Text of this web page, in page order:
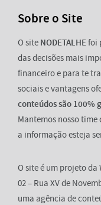
Sobre o Site
O site NODETALHEfoi
das decisões mais
financeiro e para te
sociais e vantagens
conteúdos são 100%
Mantemos nosso
a informação esteja
O site é um projeto da
02 – Rua XV de
uma agência de